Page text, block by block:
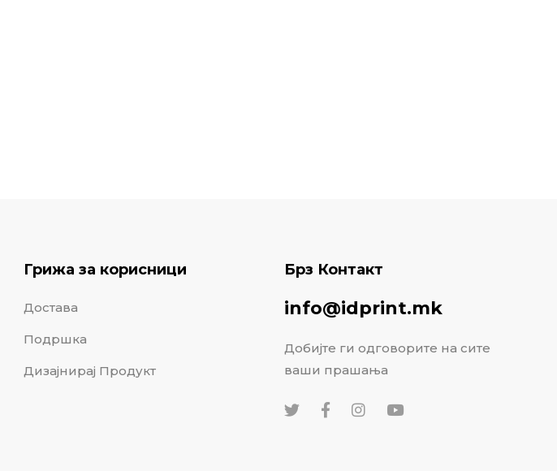
Грижа за корисници
Достава
Подршка
Дизајнирај Продукт
Брз Контакт
info@idprint.mk
Добијте ги одговорите на сите
ваши прашања